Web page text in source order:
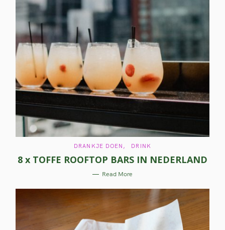
C
T
E
O
I
S
DRANKJE DOEN DRINK
8 x TOFFE ROOFTOP BARS IN NEDERLAND
Read More